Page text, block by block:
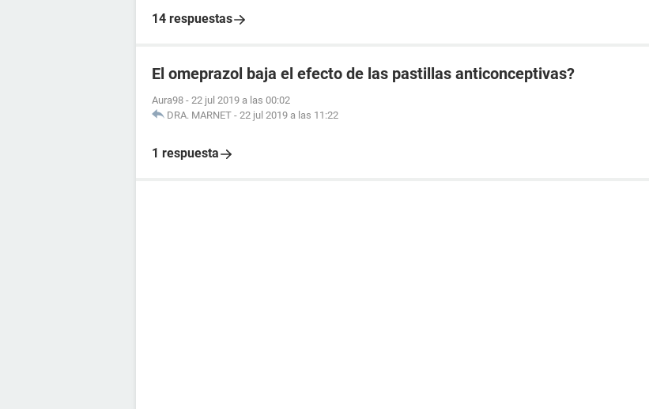
14 respuestas
El omeprazol baja el efecto de las pastillas anticonceptivas?
Aura98 - 22 jul 2019 a las 00:02
DRA. MARNET - 22 jul 2019 a las 11:22
1 respuesta